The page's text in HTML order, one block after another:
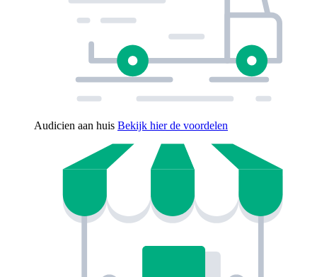
Audicien aan huis Bekijk hier de voordelen